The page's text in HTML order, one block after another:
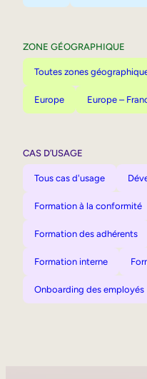
ZONE GÉOGRAPHIQUE
Toutes zones
Europe Europe –
CAS D’USAGE
Tous cas d'usage
Formation à la conformité
Formation des adhérents
Formation interne
Onboarding des employés